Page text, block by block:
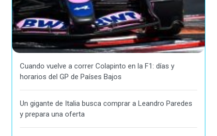
Cuando vuelve a correr Colapinto en la F1: días y
horarios del GP de Países Bajos
Un gigante de Italia busca comprar a Leandro Paredes
y prepara una oferta